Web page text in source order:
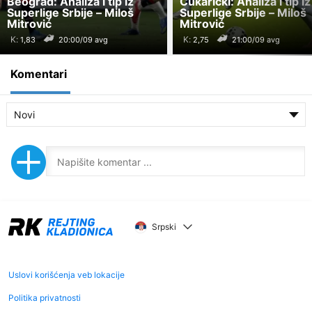
Superlige Srbije – Miloš
Mitrović
K: 20:00/09 avg
Superlige Srbije – Miloš
Mitrović
K: 21:00/09 avg
Komentari
Novi
Srpski
Uslovi korišćenja veb lokacije
Politika privatnosti